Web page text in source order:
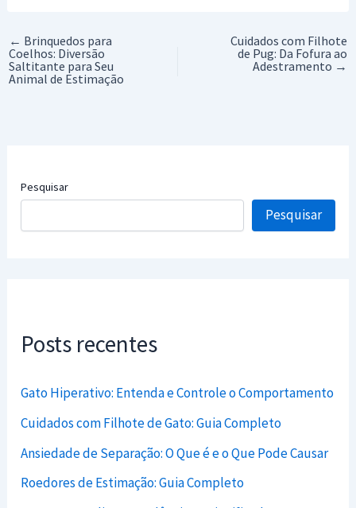
← Brinquedos para
Coelhos: Diversão
Saltitante para Seu
Animal de Estimação
Cuidados com Filhote
de Pug: Da Fofura ao
Adestramento →
Pesquisar
Pesquisar
Posts recentes
Gato Hiperativo: Entenda e Controle o Comportamento
Cuidados com Filhote de Gato: Guia Completo
Ansiedade de Separação: O Que é e o Que Pode Causar
Roedores de Estimação: Guia Completo